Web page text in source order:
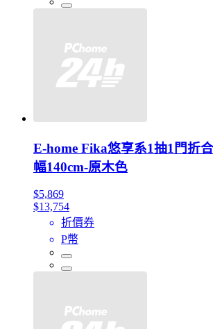
E-home Fika悠享系1抽1門折
幅140cm-原木色
$5,869
$13,754
折價券
P幣